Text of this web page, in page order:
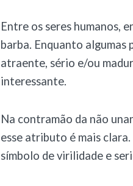
Entre os seres humanos,
barba. Enquanto algumas
atraente, sério e/ou
interessante.
Na contramão da não
esse atributo é mais
símbolo de virilidade e